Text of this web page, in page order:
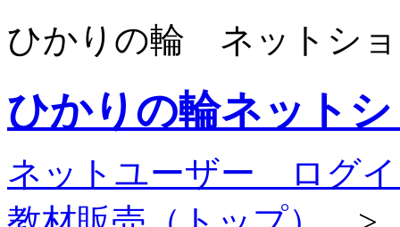
ひかりの輪 ネットシ
ひかりの輪ネット
ネットユーザー ログ